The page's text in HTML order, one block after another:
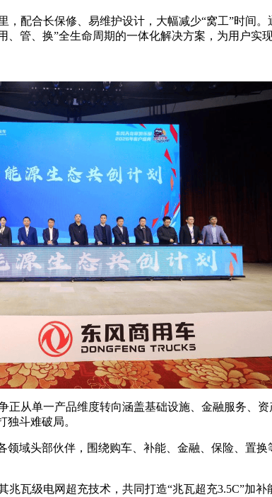
合长保修、易维护设计，大幅减少“窝工”时间。
管、换”全生命周期的一体化解决方案，为用户实现
单一产品维度转向涵盖基础设施、金融服务、
斗难破局。
头部伙伴，围绕购车、补能、金融、保险、置换
级电网超充技术，共同打造“兆瓦超充3.5C”加补